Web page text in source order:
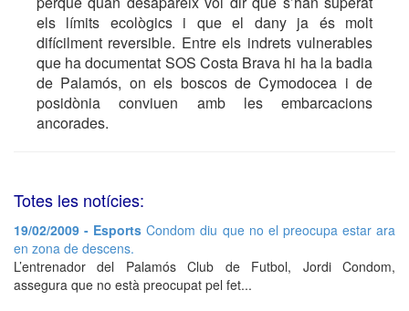
els límits ecològics i que el dany ja és molt
difícilment reversible. Entre els indrets vulnerables
que ha documentat SOS Costa Brava hi ha la badia
de Palamós, on els boscos de Cymodocea i de
posidònia conviuen amb les embarcacions
ancorades.
Totes les notícies:
19/02/2009 - EsportsCondom diu que no el preocupa estar ara
en zona de descens.
L’entrenador del Palamós Club de Futbol, Jordi Condom,
assegura que no està preocupat pel fet...